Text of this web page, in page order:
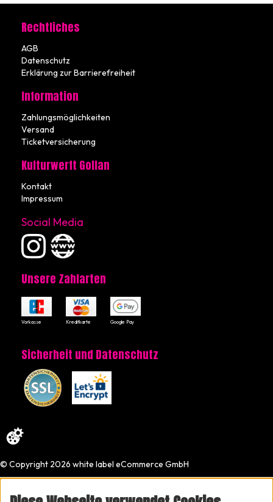
Rechtliches
AGB
Datenschutz
Erklärung zur Barrierefreiheit
Information
Zahlungsmöglichkeiten
Versand
Ticketversicherung
Kulturwerft Gollan
Kontakt
Impressum
Social Media
Unsere Zahlarten
Vorkasse Kreditkarte Google Pay
Sicherheit und Datenschutz
© Copyright 2026 white label eCommerce GmbH